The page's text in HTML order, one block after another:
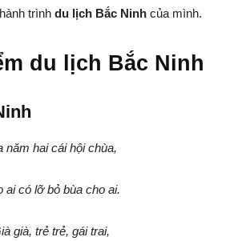
trình du lịch Bắc Ninh của mình.
du lịch Bắc Ninh
năm hai cái hội chùa,
ai có lỡ bỏ bùa cho ai.
già, trẻ trẻ, gái trai,